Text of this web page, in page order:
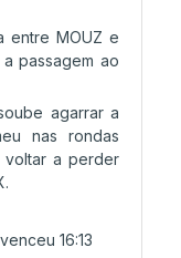
entre MOUZ e
passagem ao
agarrar a
nas rondas
voltar a perder
16:13